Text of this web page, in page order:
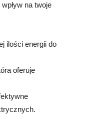
na twoje
ilości energii do
oferuje